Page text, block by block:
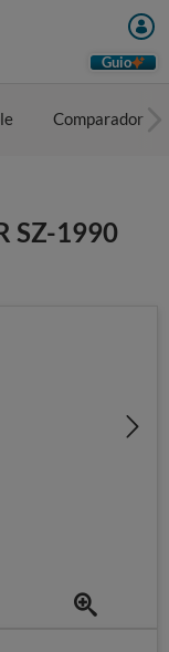
Guio
Comparador
SZ-1990